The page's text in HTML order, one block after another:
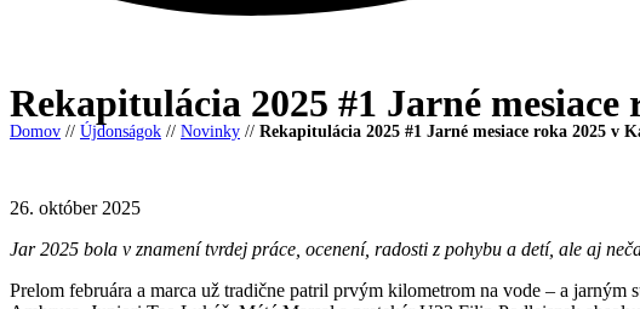
Rekapitulácia 2025 #1 Jarné
Domov // Újdonságok // Novinky // Rekapitulácia 2025 #1 Jarné mesiace roka 2025
26. október 2025
Jar 2025 bola v znamení tvrdej práce, ocenení, radosti z pohybu a detí, ale aj
Prelom februára a marca už tradične patril prvým kilometrom na vode – a